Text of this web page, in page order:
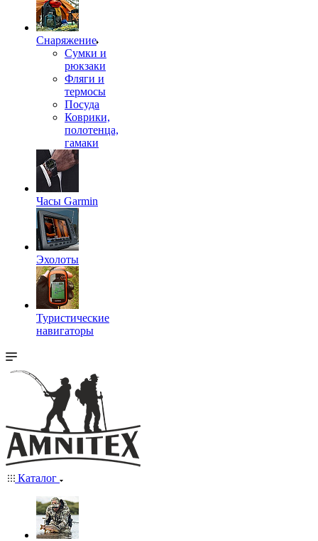
Снаряжение
Сумки и
рюкзаки
Фляги и
термосы
Посуда
Коврики,
полотенца,
гамаки
Часы Garmin
Эхолоты
Туристические
навигаторы
Каталог